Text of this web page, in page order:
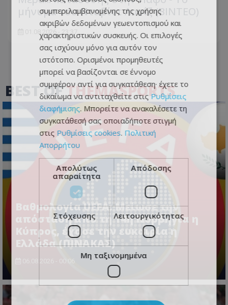
μήνυμα του Νταβίντ Λουίζ (ΒΙΝΤΕΟ)
BEST OFTHEMASPORTS
Βαθμολογία UEFA: Μείωσε την
απόσταση από τη 14η Νορβηγία η
Κύπρος, έχασε την ευκαιρία η
Ελλάδα (ΠΙΝΑΚΑΣ)
συμπεριλαμβανομένης της χρήσης
ακριβών δεδομένων γεωεντοπισμού και
χαρακτηριστικών συσκευής. Οι επιλογές
σας ισχύουν μόνο για αυτόν τον
ιστότοπο. Ορισμένοι προμηθευτές
μπορεί να βασίζονται σε έννομο
συμφέρον αντί για συγκατάθεση· έχετε το
δικαίωμα να αντιταχθείτε στις Ρυθμίσεις
διαφήμισης. Μπορείτε να ανακαλέσετε τη
συγκατάθεσή σας οποιαδήποτε στιγμή
στις Ρυθμίσεις cookies. Πολιτική
Απορρήτου
Απολύτως
απαραίτητα
Απόδοσης
Στόχευσης Λειτουργικότητας
Μη ταξινομημένα